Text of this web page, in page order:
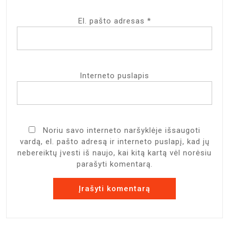
El. pašto adresas *
Interneto puslapis
Noriu savo interneto naršyklėje išsaugoti
vardą, el. pašto adresą ir interneto puslapį, kad jų
nebereiktų įvesti iš naujo, kai kitą kartą vėl norėsiu
parašyti komentarą.